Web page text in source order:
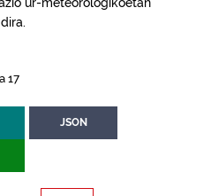
ur-meteorologikoetan
17
JSON